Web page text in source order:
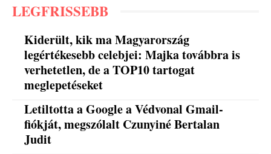
LEGFRISSEBB
Kiderült, kik ma Magyarország
legértékesebb celebjei: Majka továbbra is
verhetetlen, de a TOP10 tartogat
meglepetéseket
Letiltotta a Google a Védvonal Gmail-
fiókját, megszólalt Czunyiné Bertalan
Judit